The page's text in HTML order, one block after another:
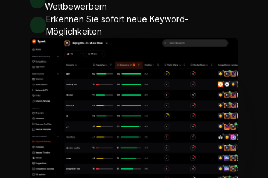
Wettbewerbern
Erkennen Sie sofort neue Keyword-
Möglichkeiten